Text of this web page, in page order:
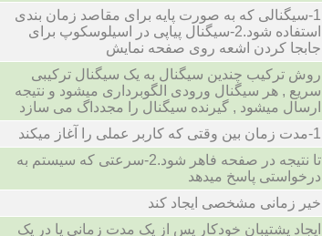
1-سیگنالی که به صورت پایه برای مقاصد زمان بندی
استفاده شود.2-سیگنال پیاپی در اسیلوسکوپ برای
جابجا کردن اشعه روی صفحه نمایش
روش ترکیب چندین سیگنال به یک سیگنال ترکیبی
سریع , هر سیگنال ورودی الگوبرداری میشود و نتیجه
ارسال میشود , گیرنده سیگنال را مجدداگ می سازد
1-مدت زمان بین وقتی که کاربر عملی را آغاز میکند
تا نتیجه در صفحه فاهر شود.2-سرعتی که سیستم به
درخواستی پاسخ میدهد
خیر زمانی مشخصی ایجاد کند
ایجاد پشتیبان خودکار پس از یک مدت زمانی یا در یک